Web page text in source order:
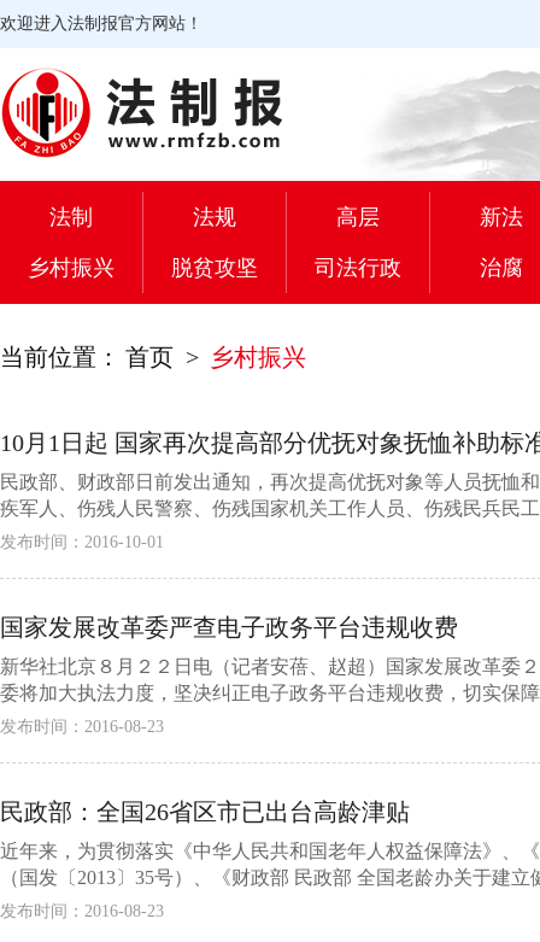
欢迎进入法制报官方网站！
法制 法规 高层 新法
乡村振兴 脱贫攻坚 司法行政 治腐
当前位置： 首页 > 乡村振兴
10月1日起 国家再次提高部分优抚对象抚恤补助标
民政部、财政部日前发出通知，再次提高优抚对象等人员抚恤
疾军人、伤残人民警察、伤残国家机关工作人员、伤残民兵民
发布时间：2016-10-01
国家发展改革委严查电子政务平台违规收费
新华社北京８月２２日电（记者安蓓、赵超）国家发展改革委
委将加大执法力度，坚决纠正电子政务平台违规收费，切实保
发布时间：2016-08-23
民政部：全国26省区市已出台高龄津贴
近年来，为贯彻落实《中华人民共和国老年人权益保障法》、
（国发〔2013〕35号）、《财政部 民政部 全国老龄办关于建
发布时间：2016-08-23